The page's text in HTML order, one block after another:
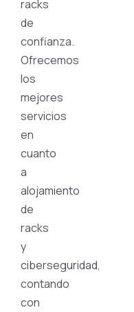
racks
de
confianza.
Ofrecemos
los
mejores
servicios
en
cuanto
a
alojamiento
de
racks
y
ciberseguridad,
contando
con